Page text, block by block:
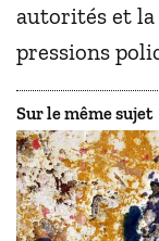
autorités et la
pressions
Sur le même sujet